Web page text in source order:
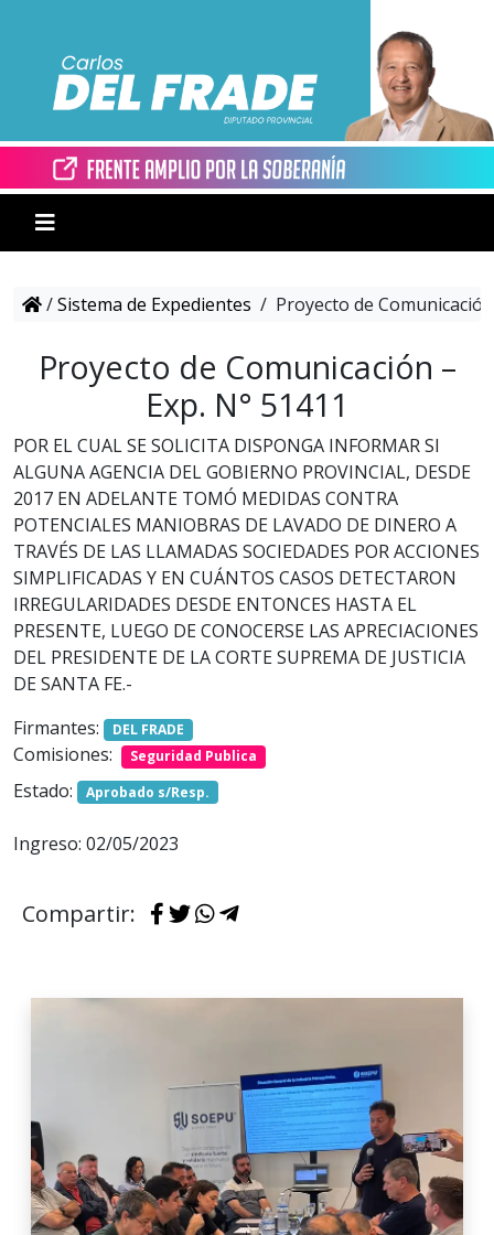
/Sistema de Expedientes / Proyecto de
Proyecto de Comunicación –
Exp. N° 51411
POR EL CUAL SE SOLICITA DISPONGA INFORMAR SI
ALGUNA AGENCIA DEL GOBIERNO PROVINCIAL, DESDE
2017 EN ADELANTE TOMÓ MEDIDAS CONTRA
POTENCIALES MANIOBRAS DE LAVADO DE DINERO A
TRAVÉS DE LAS LLAMADAS SOCIEDADES POR ACCIONES
SIMPLIFICADAS Y EN CUÁNTOS CASOS DETECTARON
IRREGULARIDADES DESDE ENTONCES HASTA EL
PRESENTE, LUEGO DE CONOCERSE LAS APRECIACIONES
DEL PRESIDENTE DE LA CORTE SUPREMA DE JUSTICIA
DE SANTA FE.-
Firmantes:
DEL FRADE
Comisiones: Seguridad Publica
Estado: Aprobado s/Resp.
Ingreso: 02/05/2023
Compartir: